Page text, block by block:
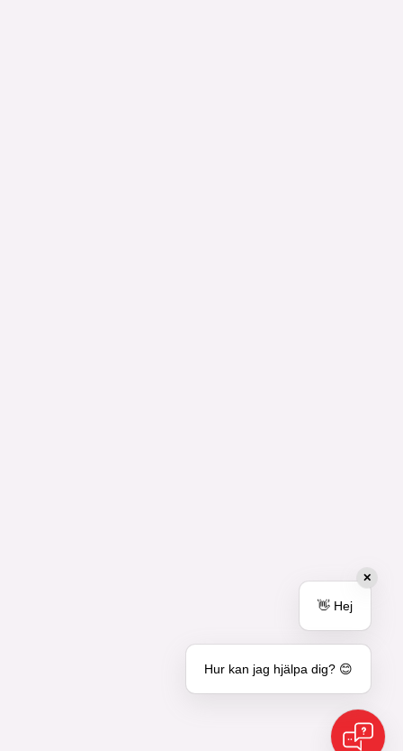
✕
👋 Hej
Hur kan jag hjälpa dig? 😊